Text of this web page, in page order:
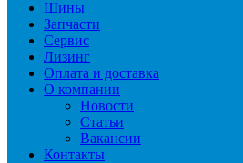
Шины
Запчасти
Сервис
Лизинг
Оплата и доставка
О компании
Новости
Статьи
Вакансии
Контакты